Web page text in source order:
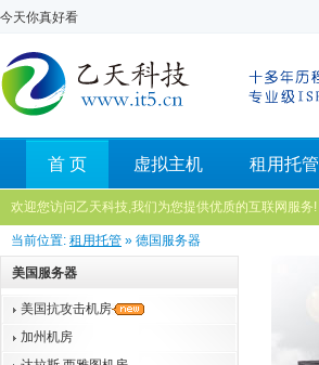
今天你真好看
首 页 虚拟主机 租用托管
欢迎您访问乙天科技,我们为您提供优质的互联网服务!
当前位置: 租用托管 » 德国服务器
美国服务器
美国抗攻击机房
加州机房